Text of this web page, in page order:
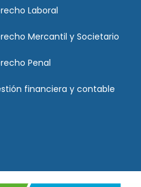
Laboral
Mercantil y Societario
Penal
financiera y contable